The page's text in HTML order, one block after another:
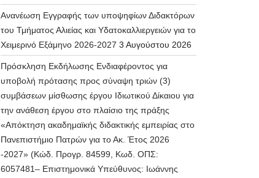
Ανανέωση Εγγραφής των υποψηφίων Διδακτόρων
του Τμήματος Αλιείας και Υδατοκαλλιεργειών για το
Χειμερινό Εξάμηνο 2026-2027 3 Αυγούστου 2026
Πρόσκληση Εκδήλωσης Ενδιαφέροντος για
υποβολή πρότασης προς σύναψη τριών (3)
συμβάσεων μίσθωσης έργου Ιδιωτικού Δίκαιου για
την ανάθεση έργου στο πλαίσιο της πράξης
«Απόκτηση ακαδημαϊκής διδακτικής εμπειρίας στο
Πανεπιστήμιο Πατρών για το Ακ. Έτος 2026
-2027» (Κώδ. Προγρ. 84599, Κωδ. ΟΠΣ:
6057481– Επιστημονικά Υπεύθυνος: Ιωάννης